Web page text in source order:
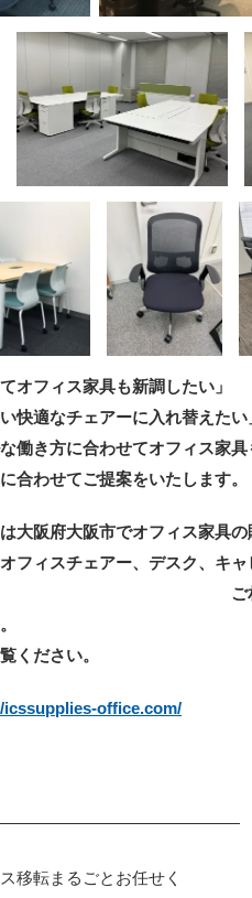
オフィス家具も新調したい」
快適なチェアーに入れ替えたい
働き方に合わせてオフィス家具
合わせてご提案をいたします。
大阪府大阪市でオフィス家具の
フィスチェアー、デスク、キ
はＩＣＳサプラ
ください。
icssupplies-office.com/
移転まるごとお任せく